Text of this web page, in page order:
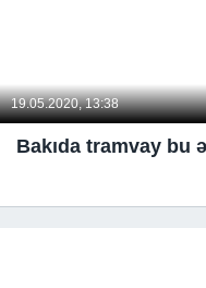
19.05.2020, 13:38
Bakıda tramvay bu